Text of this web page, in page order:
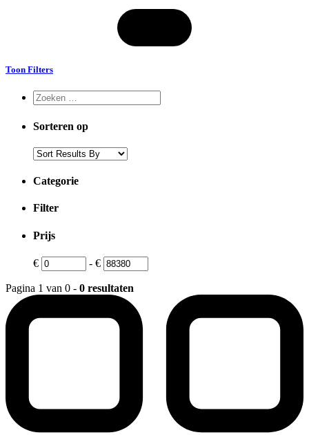
Toon Filters
Sorteren op
Categorie
Filter
Prijs
€ - €
Pagina 1 van 0 - 0 resultaten